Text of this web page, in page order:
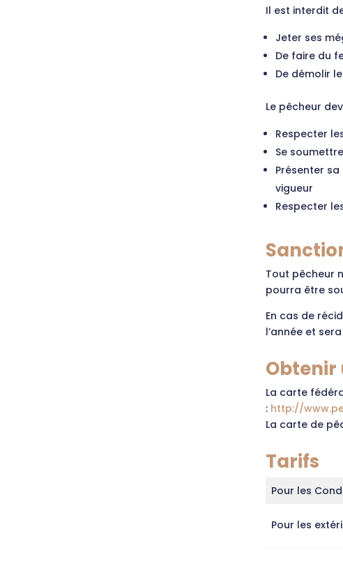
Il est interdit
Jeter ses
De faire du
De démolir
Le pêcheur
Respecter
Se
Présenter
vigueur
Respecter
Tout pêcheur
pourra être
En cas de
l’année et
Obtenir
La carte
: http://
La carte de
Tarifs
Pour les
Pour les